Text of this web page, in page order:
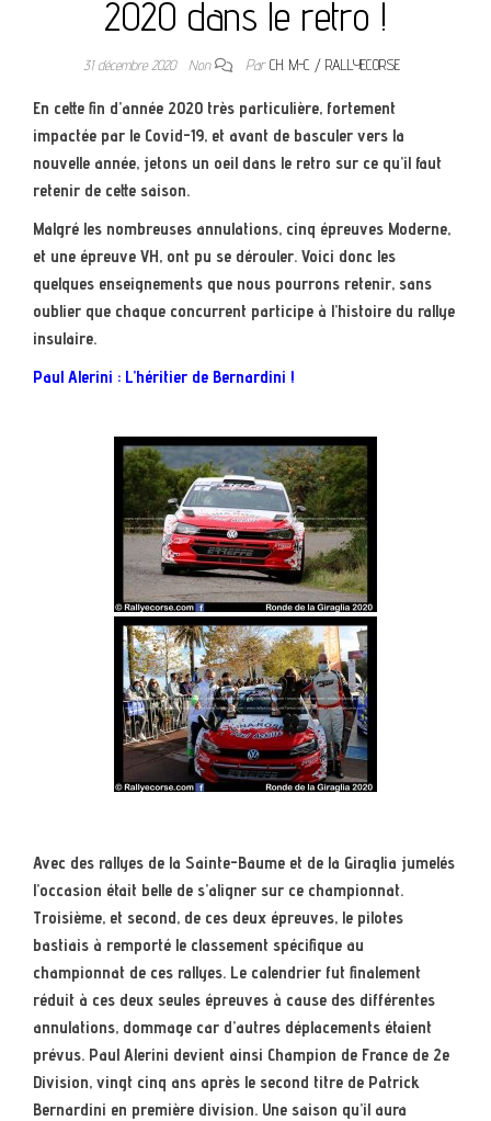
2020 dans le retro !
31 décembre 2020 Non ParCH. M-C / RALLYECORSE
En cette fin d’année 2020 très particulière, fortement
impactée par le Covid-19, et avant de basculer vers la
nouvelle année, jetons un oeil dans le retro sur ce qu’il faut
retenir de cette saison.
Malgré les nombreuses annulations, cinq épreuves Moderne,
et une épreuve VH, ont pu se dérouler. Voici donc les
quelques enseignements que nous pourrons retenir, sans
oublier que chaque concurrent participe à l’histoire du rallye
insulaire.
Paul Alerini : L’héritier de Bernardini !
Avec des rallyes de la Sainte-Baume et de la Giraglia jumelés
l’occasion était belle de s’aligner sur ce championnat.
Troisième, et second, de ces deux épreuves, le pilotes
bastiais à remporté le classement spécifique au
championnat de ces rallyes. Le calendrier fut finalement
réduit à ces deux seules épreuves à cause des différentes
annulations, dommage car d’autres déplacements étaient
prévus. Paul Alerini devient ainsi Champion de France de 2e
Division, vingt cinq ans après le second titre de Patrick
Bernardini en première division. Une saison qu’il aura